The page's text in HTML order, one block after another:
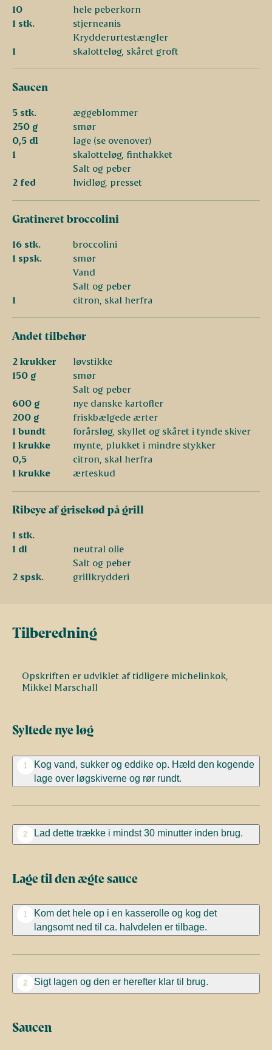
10
hele peberkorn
1 stk.
stjerneanis
Krydderurtestængler
1
skalotteløg, skåret groft
Saucen
5 stk.
æggeblommer
250 g
smør
0,5 dl
lage (se ovenover)
1
skalotteløg, finthakket
Salt og peber
2 fed
hvidløg, presset
Gratineret broccolini
16 stk.
broccolini
1 spsk.
smør
Vand
Salt og peber
1
citron, skal herfra
Andet tilbehør
2 krukker
løvstikke
150 g
smør
Salt og peber
600 g
nye danske kartofler
200 g
friskbælgede ærter
1 bundt
forårsløg, skyllet og skåret i tynde skiver
1 krukke
mynte, plukket i mindre stykker
0,5
citron, skal herfra
1 krukke
ærteskud
Ribeye af grisekød på grill
1 stk.
1 dl
neutral olie
Salt og peber
2 spsk.
grillkrydderi
Tilberedning
Opskriften er udviklet af tidligere michelinkok,
Mikkel Marschall
Syltede nye løg
1
Kog vand, sukker og eddike op. Hæld den kogende
lage over løgskiverne og rør rundt.
2 Lad dette trække i mindst 30 minutter inden brug.
Lage til den ægte sauce
1
Kom det hele op i en kasserolle og kog det
langsomt ned til ca. halvdelen er tilbage.
2 Sigt lagen og den er herefter klar til brug.
Saucen